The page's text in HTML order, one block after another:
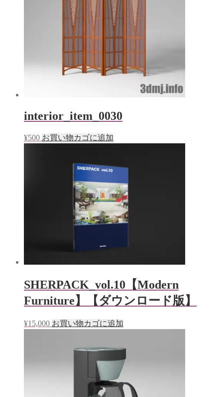
interior_item_0030
¥500 お買い物カゴに追加
SHERPACK_vol.10【Modern
Furniture】【ダウンロード版】
¥15,000 お買い物カゴに追加